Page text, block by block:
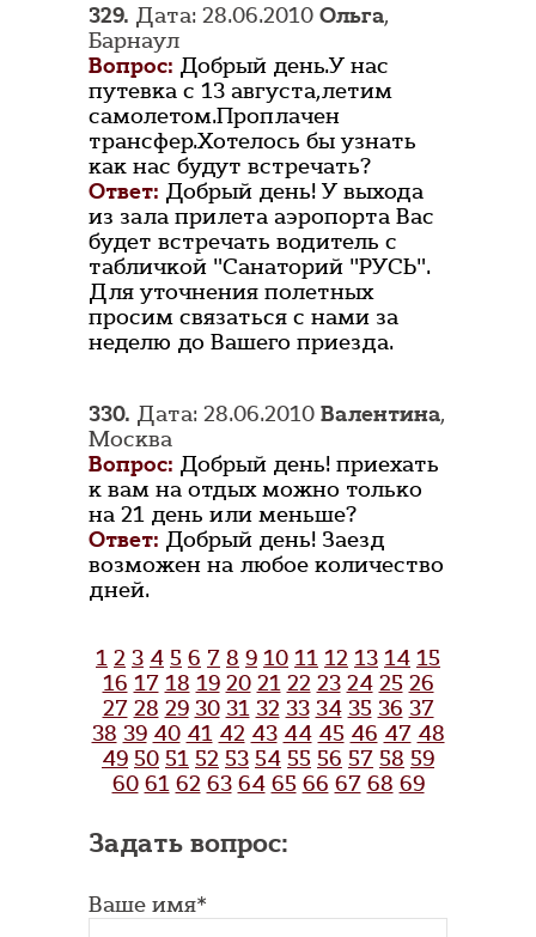
329. Дата: 28.06.2010 Ольга,
Барнаул
Вопрос: Добрый день.У нас
путевка с 13 августа,летим
самолетом.Проплачен
трансфер.Хотелось бы узнать
как нас будут встречать?
Ответ: Добрый день! У выхода
из зала прилета аэропорта Вас
будет встречать водитель с
табличкой "Санаторий "РУСЬ".
Для уточнения полетных
просим связаться с нами за
неделю до Вашего приезда.
330. Дата: 28.06.2010 Валентина,
Москва
Вопрос: Добрый день! приехать
к вам на отдых можно только
на 21 день или меньше?
Ответ: Добрый день! Заезд
возможен на любое количество
дней.
1 2 3 4 5 6 7 8 9 10 11 12 13 14 15
16 17 18 19 20 21 22 23 24 25 26
27 28 29 30 31 32 33 34 35 36 37
38 39 40 41 42 43 44 45 46 47 48
49 50 51 52 53 54 55 56 57 58 59
60 61 62 63 64 65 66 67 68 69
Задать вопрос:
Ваше имя*